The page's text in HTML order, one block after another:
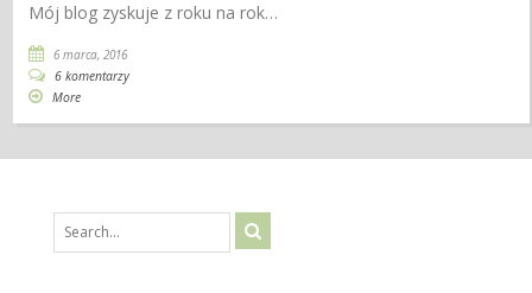
Mój blog zyskuje z roku na rok…
6 marca, 2016
6 komentarzy
More